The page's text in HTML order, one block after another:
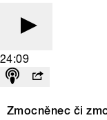
24:09
Zmocněnec či